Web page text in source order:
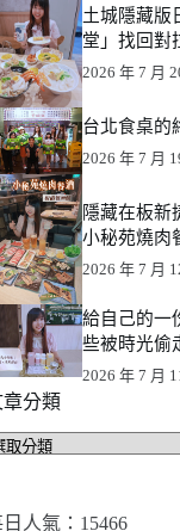
土城隱藏版
堂」找回對
2026 年 7 月
台北食桌的
2026 年 7 月
隱藏在板新
小秘苑燒肉
2026 年 7 月
給自己的一
些被時光偷
2026 年 7 月
分類
人氣：15466